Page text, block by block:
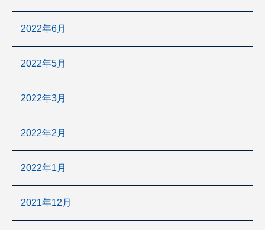
2022年6月
2022年5月
2022年3月
2022年2月
2022年1月
2021年12月